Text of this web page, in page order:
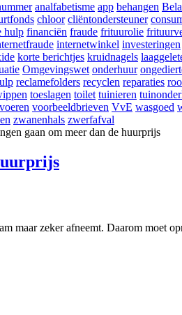
analfabetisme app behangen
chloor cliëntondersteuner
hulp financiën fraude frituurolie
internetwinkel investeringen
korte berichtjes kruidnagels
Omgevingswet onderhuur
reclamefolders recyclen reparaties
toeslagen toilet tuinieren
voorbeeldbrieven VvE wasgoed
zwanenhals zwerfafval
maar zeker afneemt. Daarom moet